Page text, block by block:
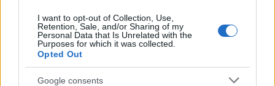
I want to opt-out of Collection, Use,
Retention, Sale, and/or Sharing of my
Personal Data that Is Unrelated with the
Purposes for which it was collected.
Opted Out
Google consents
Gallura
Michelle Hunziker in Gallura, bella anche dal
vivo: un amico vip svela come fa